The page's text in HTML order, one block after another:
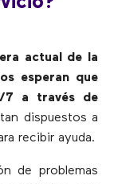
actual de la
esperan que
7 a través de
dispuestos a
recibir ayuda.
de problemas